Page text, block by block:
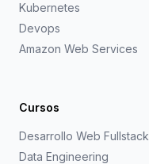
Kubernetes
Devops
Amazon Web Services
Cursos
Desarrollo Web Fullstack
Data Engineering